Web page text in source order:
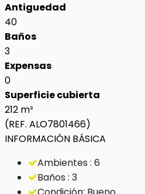
Antiguedad
40
Baños
3
Expensas
0
Superficie cubierta
212 m²
(REF. ALO7801466)
INFORMACIÓN BÁSICA
Ambientes : 6
Baños : 3